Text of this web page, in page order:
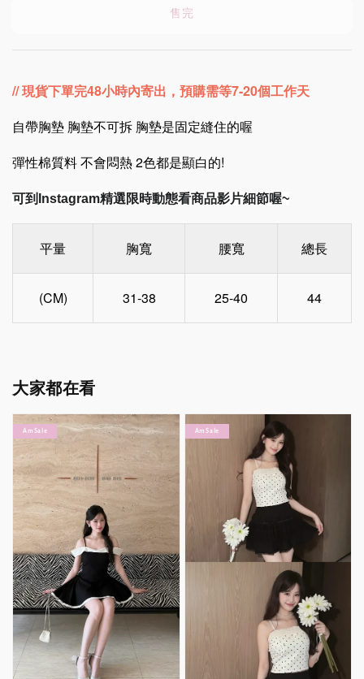
售完
// 現貨下單完48小時內寄出 ，預購需等7-20個工作天
自帶胸墊 胸墊不可拆 胸墊是固定縫住的喔
彈性棉質料 不會悶熱 2色都是顯白的!
可到Instagram精選限時動態看商品影片細節喔~
平量 胸寬 腰寬 總長
(CM) 31-38 25-40 44
大家都在看
Am Sale Am Sale